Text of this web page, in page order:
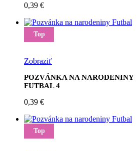
0,39 €
Top
Zobraziť
POZVÁNKA NA NARODENINY
FUTBAL 4
0,39 €
Top